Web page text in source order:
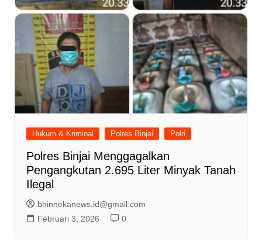
Hukum & Kriminal Polres Binjai Polri
Polres Binjai Menggagalkan
Pengangkutan 2.695 Liter Minyak Tanah
Ilegal
bhinnekanews.id@gmail.com
Februari 3, 2026
0